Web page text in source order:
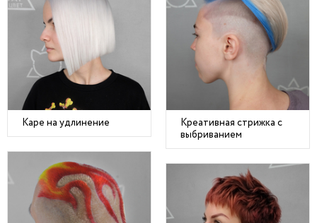
Каре на удлинение
Креативная стрижка с
выбриванием